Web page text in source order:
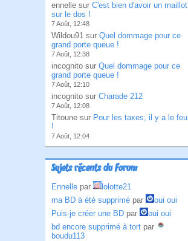
ennelle sur C'est bien d'avoir un maillot
sur le dos !
7 Août, 12:48
Wildou91 sur Quel dommage pour ce
grand porte queue !
7 Août, 12:38
incognito sur Quel dommage pour ce
grand porte queue !
7 Août, 12:10
incognito sur Charade 212
7 Août, 12:08
Titoune sur Pour les taxes, il y a le feu
!
7 Août, 12:04
Sujets récents du Forum
Ennelle par
lolotte21
ma BD à été supprimé par
oui oui
Puis-je créer une BD par
oui oui
bd encore supprimé à tort par
boudu113